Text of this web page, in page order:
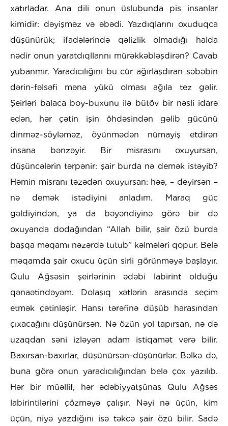
xatırladar. Ana dili onun üslubunda pis insanlar
kimidir: dəyişməz və əbədi. Yazdıqlarını oxuduqca
düşünürük; ifadələrində qəlizlik olmadığı halda
nədir onun yaratdıqllarını mürəkkəbləşdirən? Cavab
yubanmır. Yaradıcılığını bu cür ağırlaşdıran səbəbin
dərin-fəlsəfi məna yükü olması ağıla tez gəlir.
Şeirləri balaca boy-buxunu ilə bütöv bir nəsli idarə
edən, hər çətin işin öhdəsindən gəlib gücünü
dinməz-söyləməz, öyünmədən nümayiş etdirən
insana bənzəyir. Bir misrasını oxuyursan,
düşüncələrin tərpənir: şair burda nə demək istəyib?
Həmin misranı təzədən oxuyursan: həə, – deyirsən –
nə demək istədiyini anladım. Maraq güc
gəldiyindən, ya da bəyəndiyinə görə bir də
oxuyanda dodağından “Allah bilir, şair özü burda
başqa məqamı nəzərdə tutub” kəlmələri qopur. Belə
məqamda şair oxucu üçün sirli görünməyə başlayır.
Qulu Ağsəsin şeirlərinin ədəbi labirint olduğu
qənaətindəyəm. Dolaşıq xətlərin arasında seçim
etmək çətinləşir. Hansı tərəfinə düşüb harasından
çıxacağını düşünürsən. Nə özün yol tapırsan, nə də
uzaqdan səni izləyən adam istiqamət verə bilir.
Baxırsan-baxırlar, düşünürsən-düşünürlər. Bəlkə də,
buna görə onun yaradıcılığından belə çox yazılıb.
Hər bir müəllif, hər ədəbiyyatşünas Qulu Ağsəs
labirintilərini çözməyə çalışır. Nəyi nə üçün, kim
üçün, niyə yazdığını isə təkcə şair özü bilir. Sadə